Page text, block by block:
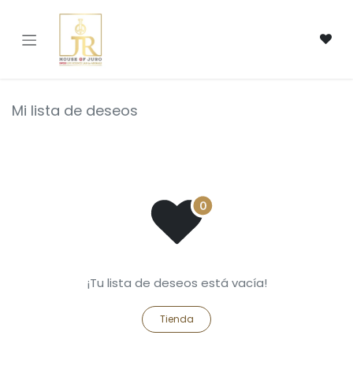
Mi lista de deseos
¡Tu lista de deseos está vacía!
Tienda